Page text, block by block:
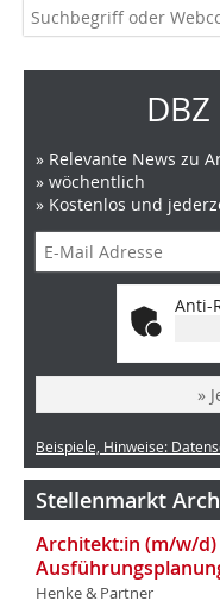
» Relevante News zu
» wöchentlich
» Kostenlos und
Anti-
»
Beispiele, Hinweise:
Stellenmarkt
Architekt:in (m/w/
Henke & Partner